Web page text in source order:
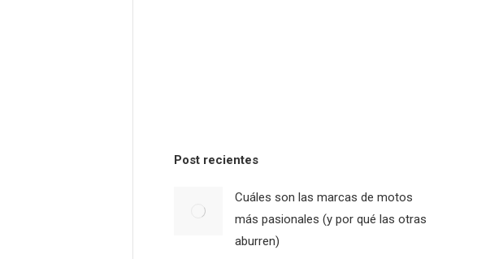
Post recientes
Cuáles son las marcas de motos
más pasionales (y por qué las otras
aburren)